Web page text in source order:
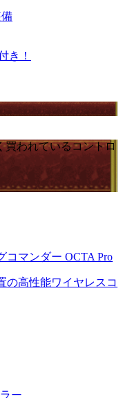
き！
買われているコントロ
コマンダー OCTA Pro
の高性能ワイヤレスコ
ー